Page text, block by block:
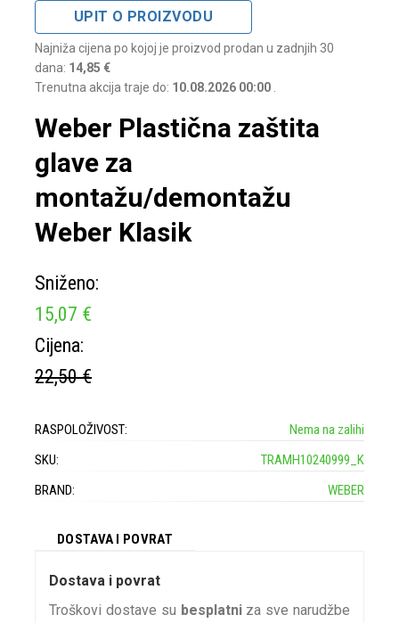
UPIT O PROIZVODU
Najniža cijena po kojoj je proizvod prodan u zadnjih 30
dana: 14,85 €
Trenutna akcija traje do: 10.08.2026 00:00
Weber Plastična zaštita
glave za
montažu/demontažu
Weber Klasik
Sniženo:
15,07 €
Cijena:
22,50 €
RASPOLOŽIVOST:
Nema na zalihi
SKU:
TRAMH10240999_K
BRAND:
WEBER
DOSTAVA I POVRAT
Dostava i povrat
Troškovi dostave su besplatniza sve narudžbe